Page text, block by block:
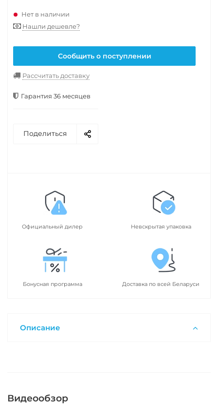
Нет в наличии
Нашли дешевле?
Сообщить о поступлении
Рассчитать доставку
Гарантия 36 месяцев
Поделиться
Официальный дилер Невскрытая упаковка
Бонусная программа Доставка по всей Беларуси
Описание
Видеообзор